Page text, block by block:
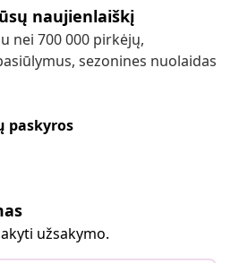
naujienlaiškį
nei 700 000 pirkėjų,
sezonines nuolaidas
paskyros
užsakymo.